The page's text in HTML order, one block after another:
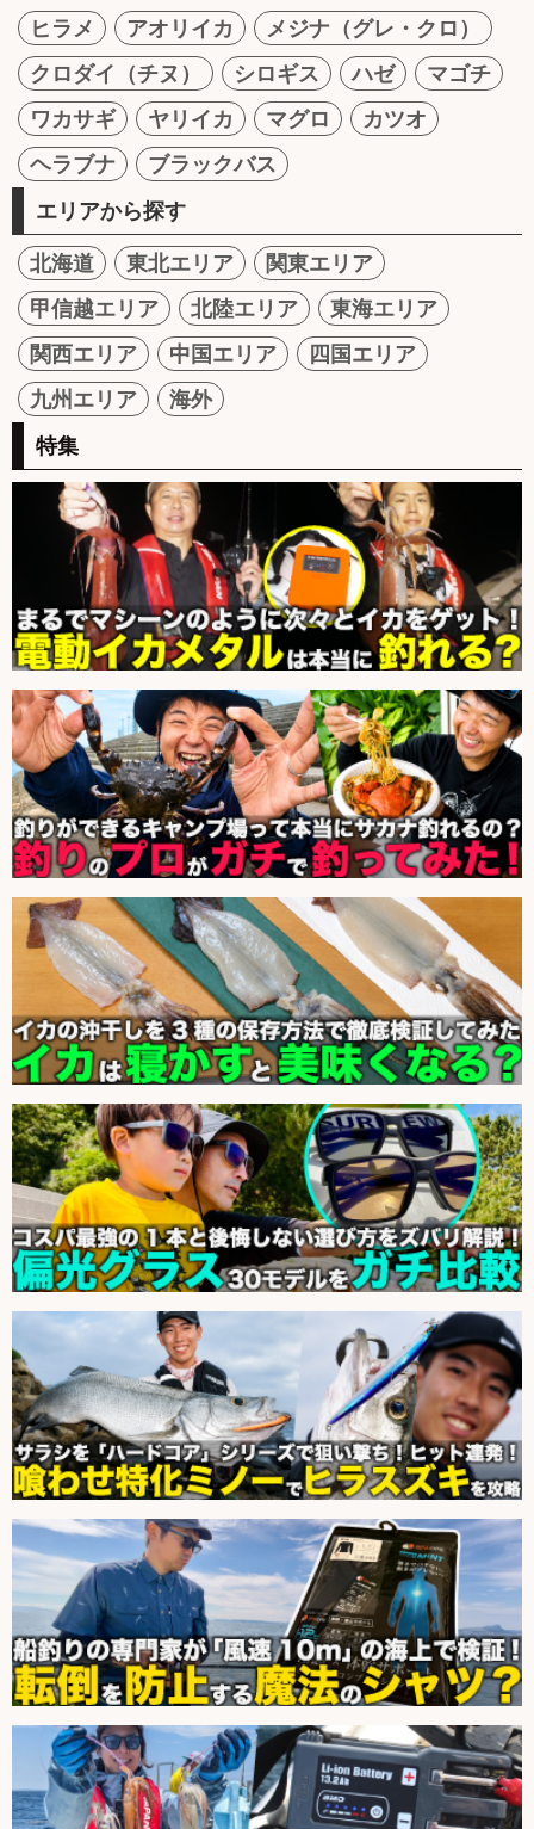
ヒラメ アオリイカ
メジナ（グレ・クロ）
クロダイ（チヌ）
シロギス ハゼ
マゴチ
ワカサギ
ヤリイカ マグロ
カツオ
ヘラブナ
ブラックバス
エリアから探す
北海道 東北エリア
関東エリア
甲信越エリア
北陸エリア
東海エリア
関西エリア
中国エリア
四国エリア
九州エリア
海外
特集